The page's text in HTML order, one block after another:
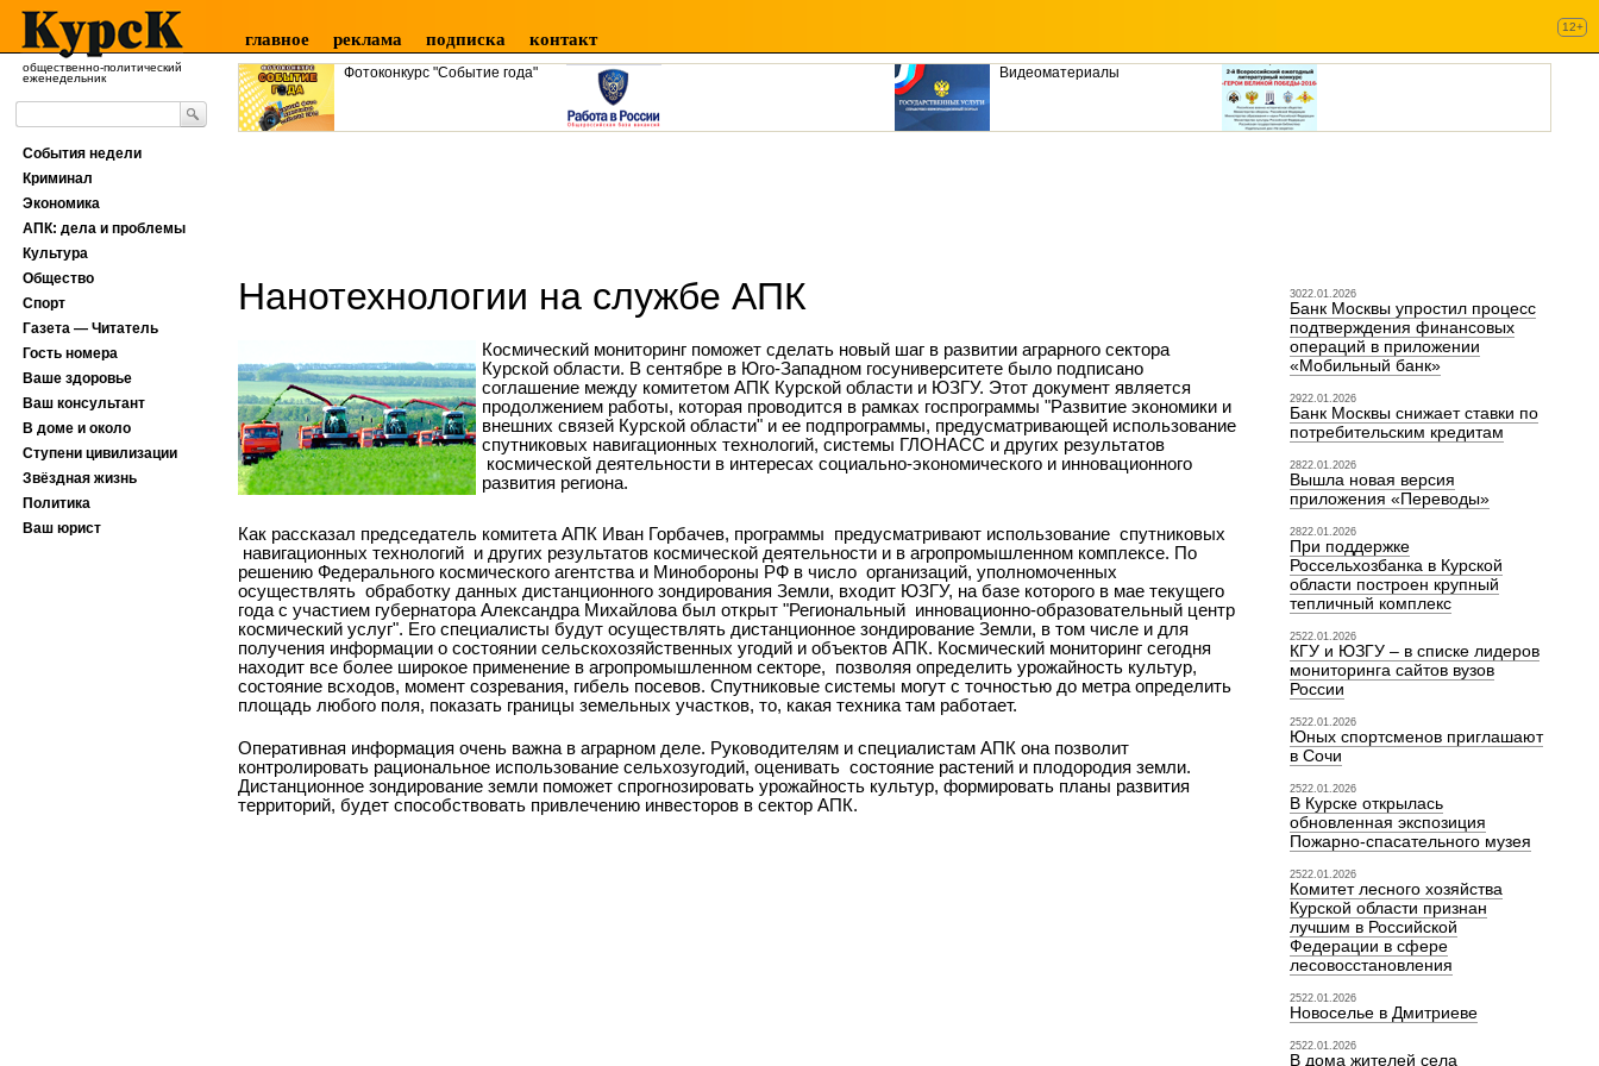
общественно-политический
еженедельник
главное реклама подписка контакт
12+
Фотоконкурс "Событие года" Видеоматериалы
Нанотехнологии на службе АПК
Космический мониторинг поможет сделать новый шаг в развитии аграрного сектора
Курской области. В сентябре в Юго-Западном госуниверситете было подписано
соглашение между комитетом АПК Курской области и ЮЗГУ. Этот документ является
продолжением работы, которая проводится в рамках госпрограммы "Развитие экономики и
внешних связей Курской области" и ее подпрограммы, предусматривающей использование
спутниковых навигационных технологий, системы ГЛОНАСС и других результатов
космической деятельности в интересах социально-экономического и инновационного
развития региона.
Как рассказал председатель комитета АПК Иван Горбачев, программы предусматривают использование спутниковых
навигационных технологий и других результатов космической деятельности и в агропромышленном комплексе. По
решению Федерального космического агентства и Минобороны РФ в число организаций, уполномоченных
осуществлять обработку данных дистанционного зондирования Земли, входит ЮЗГУ, на базе которого в мае текущего
года с участием губернатора Александра Михайлова был открыт "Региональный инновационно-образовательный центр
космический услуг". Его специалисты будут осуществлять дистанционное зондирование Земли, в том числе и для
получения информации о состоянии сельскохозяйственных угодий и объектов АПК. Космический мониторинг сегодня
находит все более широкое применение в агропромышленном секторе, позволяя определить урожайность культур,
состояние всходов, момент созревания, гибель посевов. Спутниковые системы могут с точностью до метра определить
площадь любого поля, показать границы земельных участков, то, какая техника там работает.
Оперативная информация очень важна в аграрном деле. Руководителям и специалистам АПК она позволит
контролировать рациональное использование сельхозугодий, оценивать состояние растений и плодородия земли.
Дистанционное зондирование земли поможет спрогнозировать урожайность культур, формировать планы развития
территорий, будет способствовать привлечению инвесторов в сектор АПК.
3022.01.2026
Банк Москвы упростил процесс
подтверждения финансовых
операций в приложении
«Мобильный банк»
2922.01.2026
Банк Москвы снижает ставки по
потребительским кредитам
2822.01.2026
Вышла новая версия
приложения «Переводы»
2822.01.2026
При поддержке
Россельхозбанка в Курской
области построен крупный
тепличный комплекс
2522.01.2026
КГУ и ЮЗГУ – в списке лидеров
мониторинга сайтов вузов
России
2522.01.2026
Юных спортсменов приглашают
в Сочи
2522.01.2026
В Курске открылась
обновленная экспозиция
Пожарно-спасательного музея
2522.01.2026
Комитет лесного хозяйства
Курской области признан
лучшим в Российской
Федерации в сфере
лесовосстановления
2522.01.2026
Новоселье в Дмитриеве
2522.01.2026
В дома жителей села
События недели
Криминал
Экономика
АПК: дела и проблемы
Культура
Общество
Спорт
Газета — Читатель
Гость номера
Ваше здоровье
Ваш консультант
В доме и около
Ступени цивилизации
Звёздная жизнь
Политика
Ваш юрист